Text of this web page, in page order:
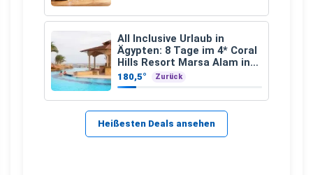
All Inclusive Urlaub in
Ägypten: 8 Tage im 4* Coral
Hills Resort Marsa Alam inkl.
Flüge ab 299 € p.P.
180,5° Zurück
Heißesten Deals ansehen